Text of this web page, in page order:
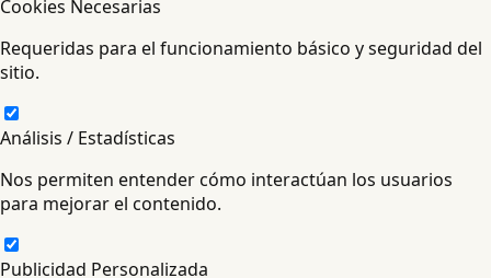
Cookies Necesarias
Requeridas para el funcionamiento básico y seguridad del
sitio.
Análisis / Estadísticas
Nos permiten entender cómo interactúan los usuarios
para mejorar el contenido.
Publicidad Personalizada